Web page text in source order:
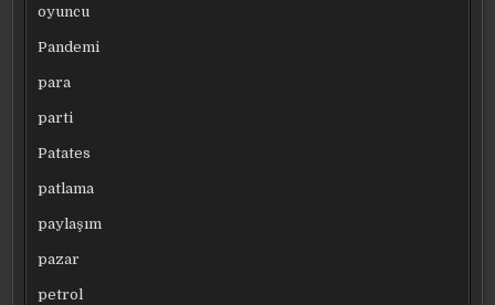
oyuncu
Pandemi
para
parti
Patates
patlama
paylaşım
pazar
petrol